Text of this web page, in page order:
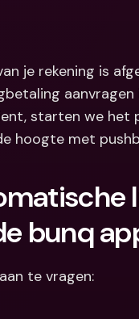
je rekening is
starten we
hoogte met
bunq
te vragen: